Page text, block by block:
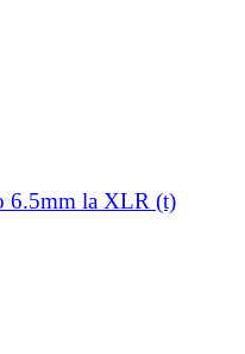
6.5mm la XLR (t)